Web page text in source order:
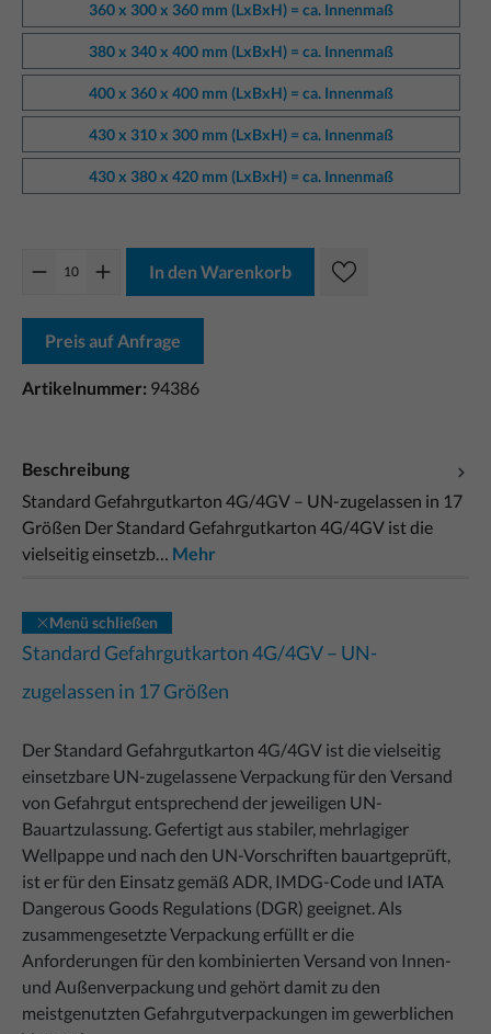
360 x 300 x 360 mm (LxBxH) = ca. Innenmaß
380 x 340 x 400 mm (LxBxH) = ca. Innenmaß
400 x 360 x 400 mm (LxBxH) = ca. Innenmaß
430 x 310 x 300 mm (LxBxH) = ca. Innenmaß
430 x 380 x 420 mm (LxBxH) = ca. Innenmaß
In den Warenkorb
Preis auf Anfrage
Artikelnummer: 94386
Beschreibung
Standard Gefahrgutkarton 4G/4GV – UN-zugelassen in 17
Größen Der Standard Gefahrgutkarton 4G/4GV ist die
vielseitig einsetzb… Mehr
Menü schließen
Standard Gefahrgutkarton 4G/4GV – UN-
zugelassen in 17 Größen
Der Standard Gefahrgutkarton 4G/4GV ist die vielseitig
einsetzbare UN-zugelassene Verpackung für den Versand
von Gefahrgut entsprechend der jeweiligen UN-
Bauartzulassung. Gefertigt aus stabiler, mehrlagiger
Wellpappe und nach den UN-Vorschriften bauartgeprüft,
ist er für den Einsatz gemäß ADR, IMDG-Code und IATA
Dangerous Goods Regulations (DGR) geeignet. Als
zusammengesetzte Verpackung erfüllt er die
Anforderungen für den kombinierten Versand von Innen-
und Außenverpackung und gehört damit zu den
meistgenutzten Gefahrgutverpackungen im gewerblichen